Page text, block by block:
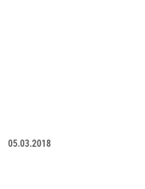
05.03.2018